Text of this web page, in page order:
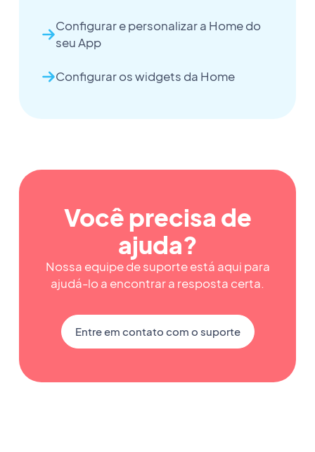
Configurar e personalizar a Home do
seu App
Configurar os widgets da Home
Você precisa de
ajuda?
Nossa equipe de suporte está aqui para
ajudá-lo a encontrar a resposta certa.
Entre em contato com o suporte